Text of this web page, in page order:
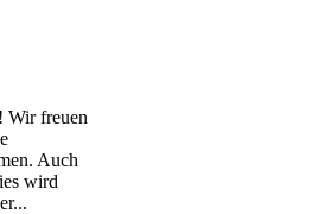
Wir freuen
Auch
wird